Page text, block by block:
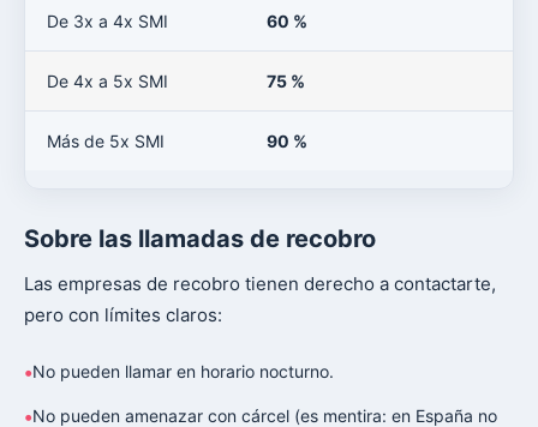
De 3x a 4x SMI 60 %
De 4x a 5x SMI 75 %
Más de 5x SMI 90 %
Sobre las llamadas de recobro
Las empresas de recobro tienen derecho a contactarte,
pero con límites claros:
No pueden llamar en horario nocturno.
No pueden amenazar con cárcel (es mentira: en España no